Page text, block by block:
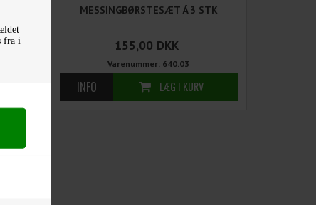
fra i
MESSINGBØRSTESÆT Á 3 STK
155,00 DKK
Varenummer: 640.03